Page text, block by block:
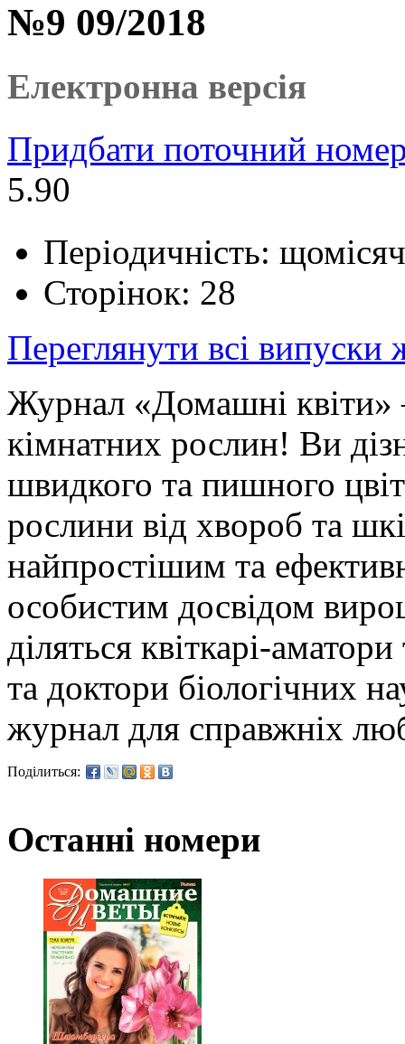
№9 09/2018
Електронна версія
Придбати поточний
5.90
Періодичність:
Сторінок: 28
Переглянути всі випуски
Журнал «Домашні квіти»
кімнатних рослин! Ви
швидкого та пишного
рослини від хвороб та
найпростішим та
особистим досвідом
діляться квіткарі-
та доктори біологічних
журнал для справжніх
Поділиться:
Останні номери